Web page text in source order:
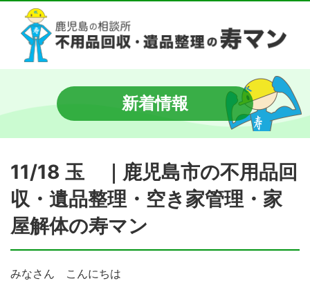
新着情報
11/18 玉 ｜鹿児島市の不用品回
収・遺品整理・空き家管理・家
屋解体の寿マン
みなさん こんにちは